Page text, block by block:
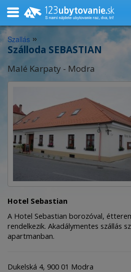
Szallás »
Szálloda SEBASTIAN
Malé Karpaty - Modra
Hotel Sebastian
A Hotel Sebastian borozóval,
rendelkezik. Akadálymentes szállás
apartmanban.
Dukelská 4, 900 01 Modra